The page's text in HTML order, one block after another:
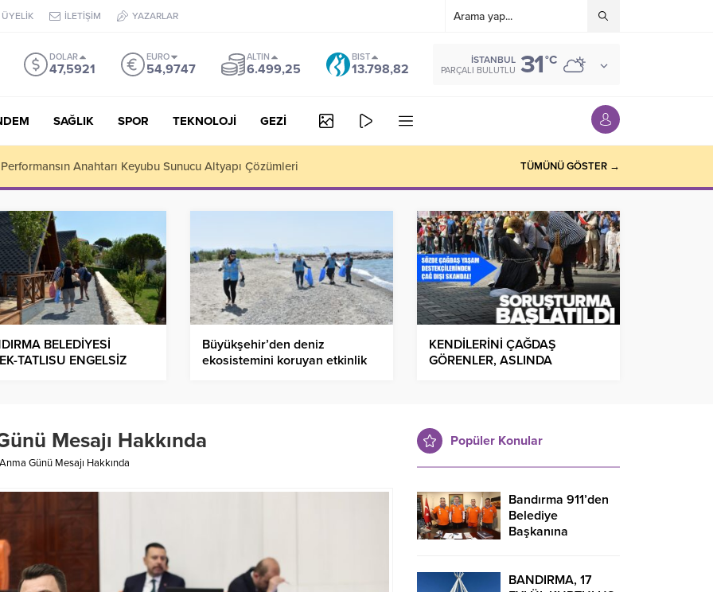
ÜYELİK İLETİŞİM YAZARLAR
DOLAR
47,5921
EURO
54,9747
ALTIN
6.499,25
BIST
13.798,82
İSTANBUL
PARÇALI BULUTLU 31°C
SAĞLIK SPOR TEKNOLOJİ GEZİ
Sosyal Yaşam Şehri’nde kreş açılışına katıldı TÜMÜNÜ GÖSTER →
BELEDİYESİ
TATLISU ENGELSİZ
Büyükşehir’den deniz
ekosistemini koruyan etkinlik
KENDİLERİNİ ÇAĞDAŞ
GÖRENLER, ASLINDA
Mesajı Hakkında
Günü Mesajı Hakkında
Popüler Konular
Bandırma 911’den
Belediye
Başkanına
BANDIRMA, 17